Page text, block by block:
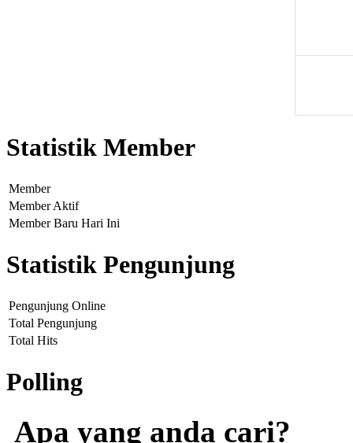
Statistik Member
Member
Member Aktif
Member Baru Hari Ini
Statistik Pengunjung
Pengunjung Online
Total Pengunjung
Total Hits
Polling
Apa yang anda cari?